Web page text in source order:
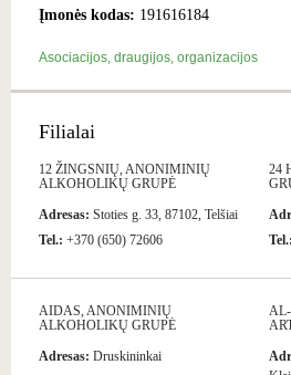
Įmonės kodas: 191616184
Asociacijos, draugijos, organizacijos
Filialai
12 ŽINGSNIŲ, ANONIMINIŲ
ALKOHOLIKŲ GRUPĖ
Adresas: Stoties g. 33, 87102, Telšiai
Tel.: +370 (650) 72606
24
Tel.:
AIDAS, ANONIMINIŲ
ALKOHOLIKŲ GRUPĖ
Adresas: Druskininkai